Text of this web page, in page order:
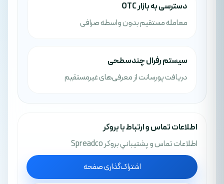
دسترسی به بازار OTC
معامله مستقیم بدون واسطه صرافی
سیستم رفرال چندسطحی
دریافت پورسانت از معرفی‌های غیرمستقیم
اطلاعات تماس و ارتباط با بروکر
اطلاعات تماس و پشتيباني بروکر Spreadco
اشتراک‌گذاری صفحه